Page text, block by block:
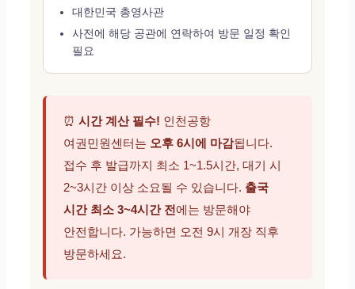
대한민국 총영사관
사전에 해당 공관에 연락하여 방문 일정 확인
필요
⏰ 시간 계산 필수! 인천공항
여권민원센터는 오후 6시에 마감됩니다.
접수 후 발급까지 최소 1~1.5시간, 대기 시
2~3시간 이상 소요될 수 있습니다. 출국
시간 최소 3~4시간 전에는 방문해야
안전합니다. 가능하면 오전 9시 개장 직후
방문하세요.